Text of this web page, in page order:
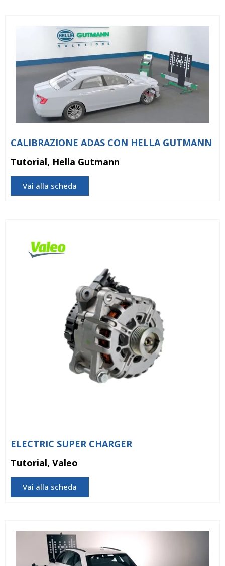
CALIBRAZIONE ADAS CON HELLA GUTMANN
Tutorial, Hella Gutmann
Vai alla scheda
ELECTRIC SUPER CHARGER
Tutorial, Valeo
Vai alla scheda